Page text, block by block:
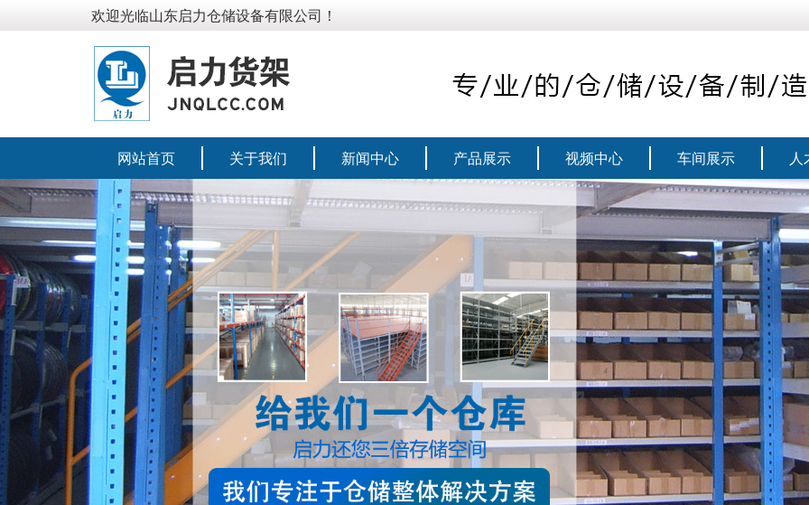
欢迎光临山东启力仓储设备有限公司！
网站首页 关于我们 新闻中心 产品展示 视频中心 车间展示 人